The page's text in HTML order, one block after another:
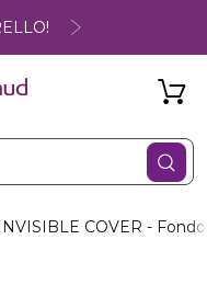
INVISIBLE COVER -